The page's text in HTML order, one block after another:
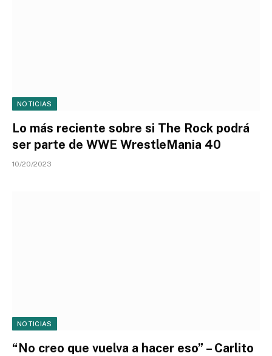
NOTICIAS
Lo más reciente sobre si The Rock podrá
ser parte de WWE WrestleMania 40
10/20/2023
NOTICIAS
“No creo que vuelva a hacer eso” – Carlito